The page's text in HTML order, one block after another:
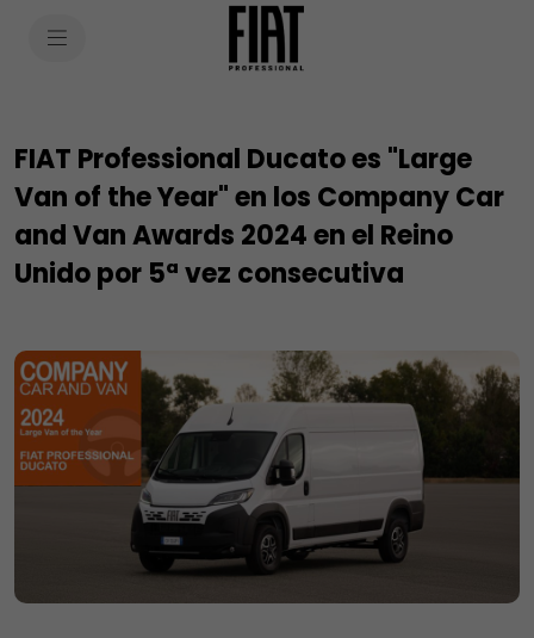
FIAT Professional Ducato es "Large
Van of the Year" en los Company Car
and Van Awards 2024 en el Reino
Unido por 5ª vez consecutiva